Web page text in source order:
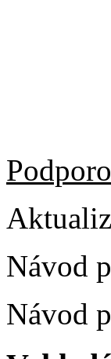
Návod
Návod